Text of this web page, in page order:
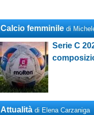
Calcio femminile di
Serie C
Attualità di Elena Carzaniga